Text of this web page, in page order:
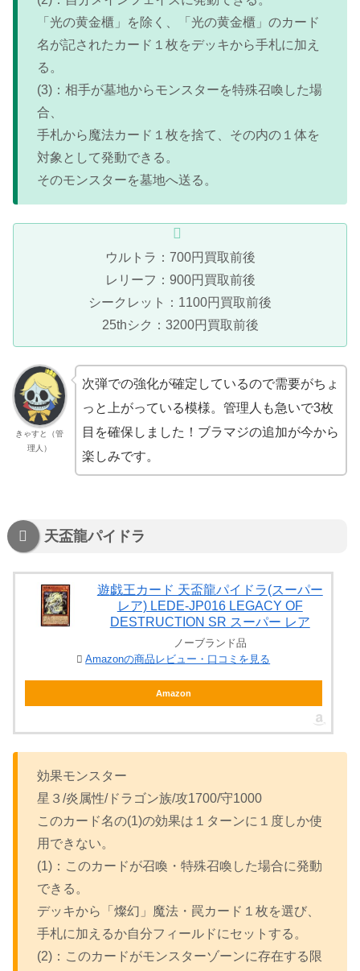
「光の黄金櫃」を除く、「光の黄金櫃」のカード
名が記されたカード１枚をデッキから手札に加え
る。
(3)：相手が墓地からモンスターを特殊召喚した場
合、
手札から魔法カード１枚を捨て、その内の１体を
対象として発動できる。
そのモンスターを墓地へ送る。
ウルトラ：700円買取前後
レリーフ：900円買取前後
シークレット：1100円買取前後
25thシク：3200円買取前後
きゃすと（管
理人）
次弾での強化が確定しているので需要がちょ
っと上がっている模様。管理人も急いで3枚
目を確保しました！ブラマジの追加が今から
楽しみです。
天盃龍パイドラ
遊戯王カード 天盃龍パイドラ(スーパー
レア) LEDE-JP016 LEGACY OF
DESTRUCTION SR スーパー レア
ノーブランド品
Amazonの商品レビュー・口コミを見る
Amazon
効果モンスター
星３/炎属性/ドラゴン族/攻1700/守1000
このカード名の(1)の効果は１ターンに１度しか使
用できない。
(1)：このカードが召喚・特殊召喚した場合に発動
できる。
デッキから「燦幻」魔法・罠カード１枚を選び、
手札に加えるか自分フィールドにセットする。
(2)：このカードがモンスターゾーンに存在する限